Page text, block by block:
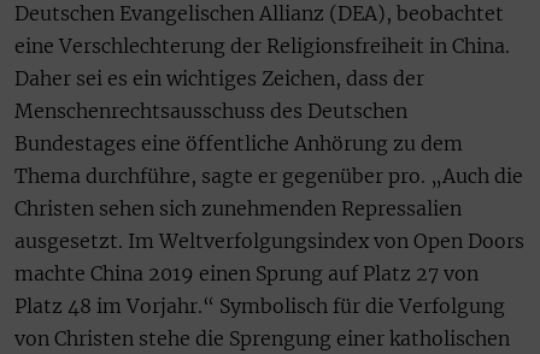
Deutschen Evangelischen Allianz (DEA), beobachtet
eine Verschlechterung der Religionsfreiheit in China.
Daher sei es ein wichtiges Zeichen, dass der
Menschenrechtsausschuss des Deutschen
Bundestages eine öffentliche Anhörung zu dem
Thema durchführe, sagte er gegenüber pro. „Auch die
Christen sehen sich zunehmenden Repressalien
ausgesetzt. Im Weltverfolgungsindex von Open Doors
machte China 2019 einen Sprung auf Platz 27 von
Platz 48 im Vorjahr.“ Symbolisch für die Verfolgung
von Christen stehe die Sprengung einer katholischen